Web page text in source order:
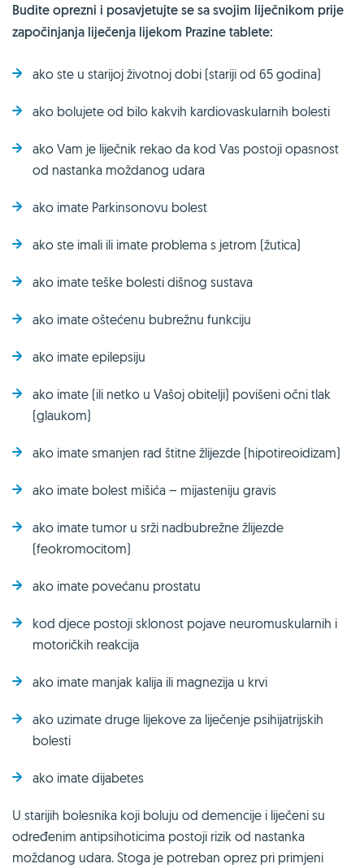
Budite oprezni i posavjetujte se sa svojim liječnikom prije
započinjanja liječenja lijekom Prazine tablete:
ako ste u starijoj životnoj dobi (stariji od 65 godina)
ako bolujete od bilo kakvih kardiovaskularnih bolesti
ako Vam je liječnik rekao da kod Vas postoji opasnost
od nastanka moždanog udara
ako imate Parkinsonovu bolest
ako ste imali ili imate problema s jetrom (žutica)
ako imate teške bolesti dišnog sustava
ako imate oštećenu bubrežnu funkciju
ako imate epilepsiju
ako imate (ili netko u Vašoj obitelji) povišeni očni tlak
(glaukom)
ako imate smanjen rad štitne žlijezde (hipotireoidizam)
ako imate bolest mišića – mijasteniju gravis
ako imate tumor u srži nadbubrežne žlijezde
(feokromocitom)
ako imate povećanu prostatu
kod djece postoji sklonost pojave neuromuskularnih i
motoričkih reakcija
ako imate manjak kalija ili magnezija u krvi
ako uzimate druge lijekove za liječenje psihijatrijskih
bolesti
ako imate dijabetes
U starijih bolesnika koji boluju od demencije i liječeni su
određenim antipsihoticima postoji rizik od nastanka
moždanog udara. Stoga je potreban oprez pri primjeni